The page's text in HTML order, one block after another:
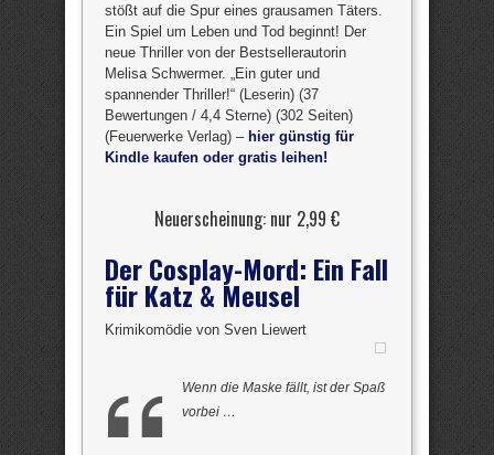
stößt auf die Spur eines grausamen Täters.
Ein Spiel um Leben und Tod beginnt! Der
neue Thriller von der Bestsellerautorin
Melisa Schwermer. „Ein guter und
spannender Thriller!“ (Leserin) (37
Bewertungen / 4,4 Sterne) (302 Seiten)
(Feuerwerke Verlag) – hier günstig für
Kindle kaufen oder gratis leihen!
Neuerscheinung: nur 2,99 €
Der Cosplay-Mord: Ein Fall
für Katz & Meusel
Krimikomödie von Sven Liewert
Wenn die Maske fällt, ist der Spaß
vorbei …